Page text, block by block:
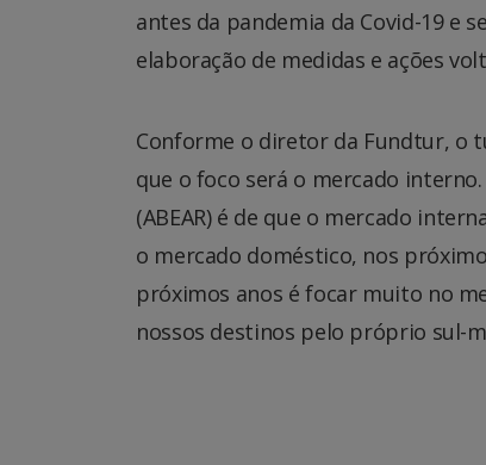
antes da pandemia da Covid-19 e
elaboração de medidas e ações
Conforme o diretor da Fundtur, o
que o foco será o mercado
(ABEAR) é de que o mercado
o mercado doméstico, nos
próximos anos é focar muito no
nossos destinos pelo próprio sul-